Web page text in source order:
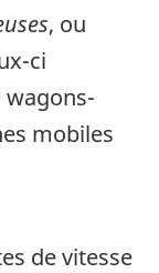
, ou
ci
mobiles
de vitesse